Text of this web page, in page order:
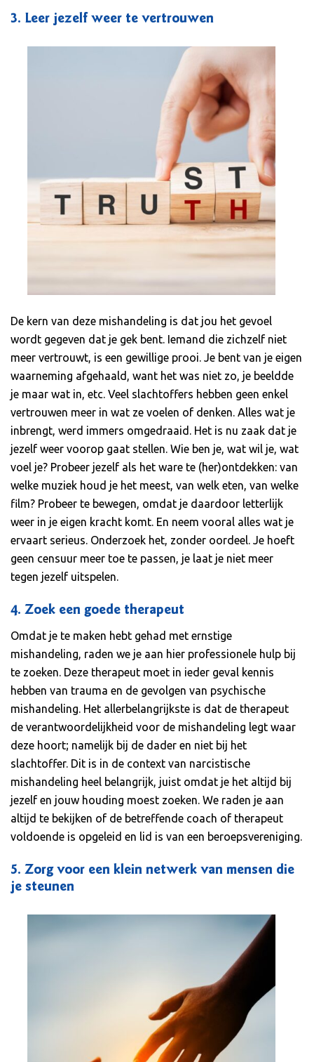
3. Leer jezelf weer te vertrouwen
De kern van deze mishandeling is dat jou het gevoel
wordt gegeven dat je gek bent. Iemand die zichzelf niet
meer vertrouwt, is een gewillige prooi. Je bent van je eigen
waarneming afgehaald, want het was niet zo, je beeldde
je maar wat in, etc. Veel slachtoffers hebben geen enkel
vertrouwen meer in wat ze voelen of denken. Alles wat je
inbrengt, werd immers omgedraaid. Het is nu zaak dat je
jezelf weer voorop gaat stellen. Wie ben je, wat wil je, wat
voel je? Probeer jezelf als het ware te (her)ontdekken: van
welke muziek houd je het meest, van welk eten, van welke
film? Probeer te bewegen, omdat je daardoor letterlijk
weer in je eigen kracht komt. En neem vooral alles wat je
ervaart serieus. Onderzoek het, zonder oordeel. Je hoeft
geen censuur meer toe te passen, je laat je niet meer
tegen jezelf uitspelen.
4. Zoek een goede therapeut
Omdat je te maken hebt gehad met ernstige
mishandeling, raden we je aan hier professionele hulp bij
te zoeken. Deze therapeut moet in ieder geval kennis
hebben van trauma en de gevolgen van psychische
mishandeling. Het allerbelangrijkste is dat de therapeut
de verantwoordelijkheid voor de mishandeling legt waar
deze hoort; namelijk bij de dader en niet bij het
slachtoffer. Dit is in de context van narcistische
mishandeling heel belangrijk, juist omdat je het altijd bij
jezelf en jouw houding moest zoeken. We raden je aan
altijd te bekijken of de betreffende coach of therapeut
voldoende is opgeleid en lid is van een beroepsvereniging.
5. Zorg voor een klein netwerk van mensen die
je steunen